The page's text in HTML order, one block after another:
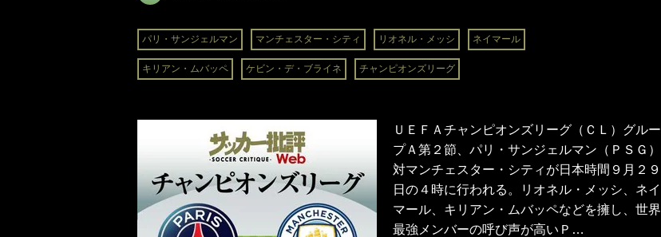
パリ・サンジェルマン マンチェスター・シティ リオネル・メッシ ネイマール
キリアン・ムバッペ ケビン・デ・ブライネ チャンピオンズリーグ
ＵＥＦＡチャンピオンズリーグ（ＣＬ）グルー
プＡ第２節、パリ・サンジェルマン（ＰＳＧ）
対マンチェスター・シティが日本時間９月２９
日の４時に行われる。リオネル・メッシ、ネイ
マール、キリアン・ムバッペなどを擁し、世界
最強メンバーの呼び声が高いＰ…